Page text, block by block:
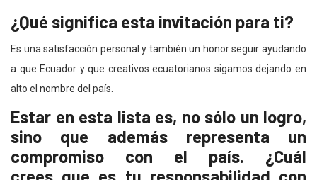
¿Qué significa esta invitación para ti?
Es una satisfacción personal y también un honor seguir ayudando
a que Ecuador y que creativos ecuatorianos sigamos dejando en
alto el nombre del país.
Estar en esta lista es, no sólo un logro,
sino que además representa un
compromiso con el país. ¿Cuál
crees que es tu responsabilidad con